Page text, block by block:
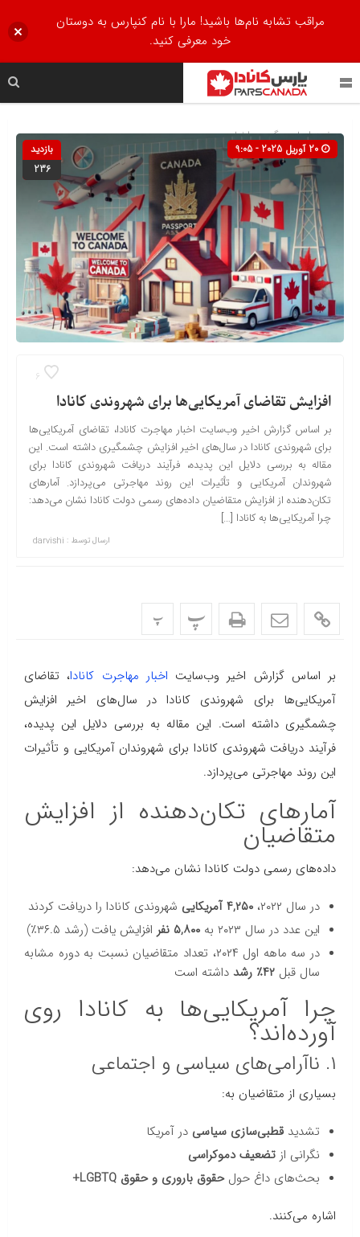
صفحه اصلی» گروه »اخبار
بازدید
236
6
افزایش تقاضای آمریکایی‌ها برای شهروندی کانادا
بر اساس گزارش اخیر وب‌سایت اخبار مهاجرت کانادا، تقاضای آمریکایی‌ها
برای شهروندی کانادا در سال‌های اخیر افزایش چشمگیری داشته است. این
مقاله به بررسی دلایل این پدیده، فرآیند دریافت شهروندی کانادا برای
شهروندان آمریکایی و تأثیرات این روند مهاجرتی می‌پردازد. آمارهای
تکان‌دهنده از افزایش متقاضیان داده‌های رسمی دولت کانادا نشان می‌دهد:
چرا آمریکایی‌ها به کانادا […]
ارسال توسط : darvishi
پ پ
بر اساس گزارش اخیر وب‌سایت اخبار مهاجرت کانادا، تقاضای
آمریکایی‌ها برای شهروندی کانادا در سال‌های اخیر افزایش
چشمگیری داشته است. این مقاله به بررسی دلایل این پدیده،
فرآیند دریافت شهروندی کانادا برای شهروندان آمریکایی و تأثیرات
این روند مهاجرتی می‌پردازد.
آمارهای تکان‌دهنده از افزایش
متقاضیان
داده‌های رسمی دولت کانادا نشان می‌دهد:
در سال ۲۰۲۲،
۴,۲۵۰ آمریکایی
شهروندی کانادا را دریافت کردند
این عدد در سال ۲۰۲۳ به
۵,۸۰۰ نفر
افزایش یافت (رشد ۳۶.۵٪)
در سه ماهه اول ۲۰۲۴، تعداد متقاضیان نسبت به دوره مشابه
سال قبل ۴۲٪ رشد داشته است
چرا آمریکایی‌ها به کانادا روی
آورده‌اند؟
۱. ناآرامی‌های سیاسی و اجتماعی
بسیاری از متقاضیان به:
تشدید قطبی‌سازی سیاسی در آمریکا
نگرانی از تضعیف دموکراسی
بحث‌های داغ حولحقوق باروری و حقوق LGBTQ+
اشاره می‌کنند.
مراقب تشابه نام‌ها باشید! مارا با نام کنپارس به دوستان
خود معرفی کنید.